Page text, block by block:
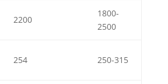
2200
1800-
2500
254 250-315